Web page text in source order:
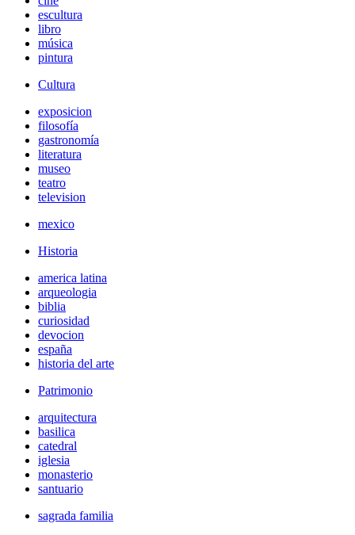
escultura
libro
música
pintura
Cultura
exposicion
filosofía
gastronomía
literatura
museo
teatro
television
mexico
Historia
america latina
arqueologia
biblia
curiosidad
devocion
españa
historia del arte
Patrimonio
arquitectura
basilica
catedral
iglesia
monasterio
santuario
sagrada familia